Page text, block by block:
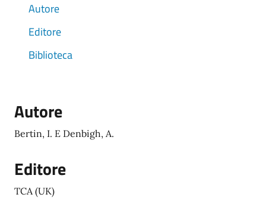
Autore
Editore
Biblioteca
Autore
Bertin, I. E Denbigh, A.
Editore
TCA (UK)